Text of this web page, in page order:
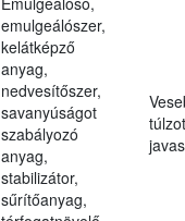
emulgeálószer,
kelátképző
anyag,
nedvesítőszer,
savanyúságot
szabályozó
anyag,
stabilizátor,
sűrítőanyag,